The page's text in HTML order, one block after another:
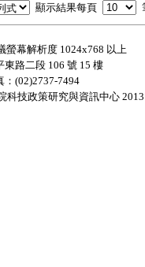
顯示結果每頁
螢幕解析度 1024x768 以上
東路二段 106 號 15 樓
：(02)2737-7494
技政策研究與資訊中心 2013